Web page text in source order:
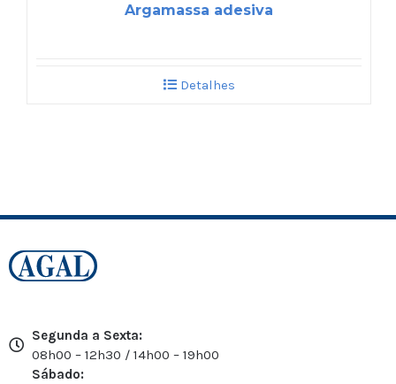
Argamassa adesiva
Detalhes
Segunda a Sexta:
08h00 – 12h30 / 14h00 – 19h00
Sábado: